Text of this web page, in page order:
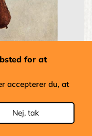
for at
accepterer du, at
Nej, tak